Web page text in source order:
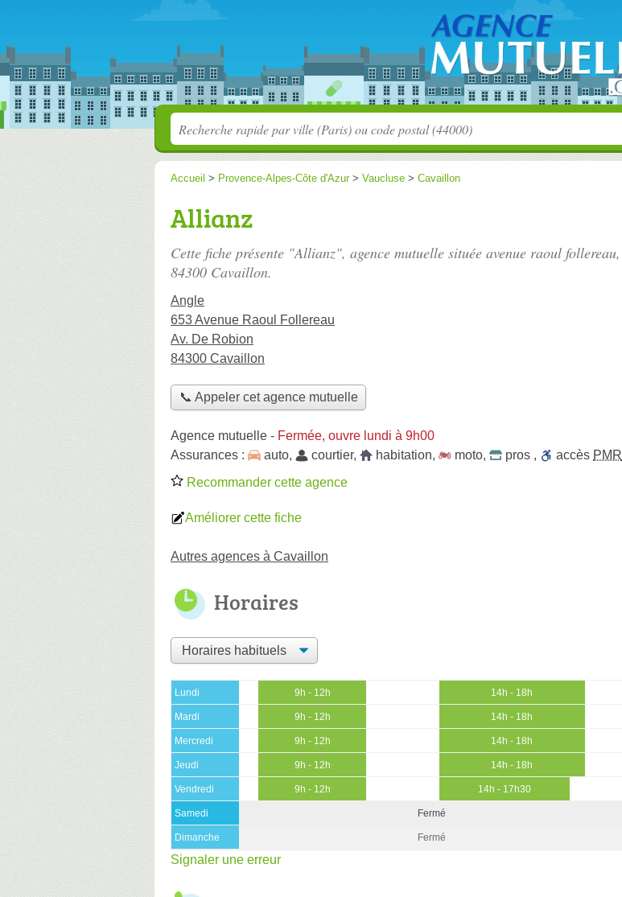
Accueil > Provence-Alpes-Côte d'Azur> Vaucluse > Cavaillon
Allianz
Cette fiche présente "Allianz", agence mutuelle située avenue raoul follereau,
84300 Cavaillon.
Angle
653 Avenue Raoul Follereau
Av. De Robion
84300 Cavaillon
📞 Appeler cet agence mutuelle
Agence mutuelle - Fermée, ouvre lundi à 9h00
Assurances :
auto, courtier, habitation, moto, pros , accès PMR
Recommander cette agence
Améliorer cette fiche
Autres agences à Cavaillon
Horaires
Lundi 9h - 12h 14h - 18h
Mardi 9h - 12h 14h - 18h
Mercredi 9h - 12h 14h - 18h
Jeudi 9h - 12h 14h - 18h
Vendredi 9h - 12h 14h - 17h30
Samedi Fermé
Dimanche Fermé
Signaler une erreur